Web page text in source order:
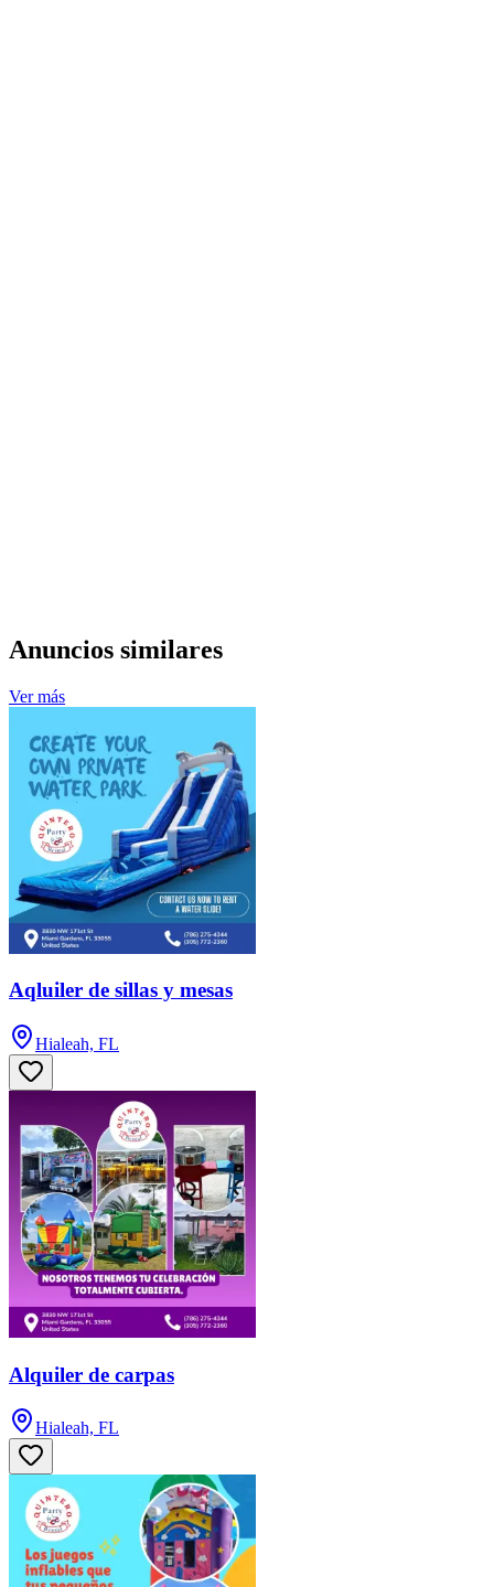
Anuncios similares
Ver más
Aqluiler de sillas y mesas
Hialeah, FL
Alquiler de carpas
Hialeah, FL